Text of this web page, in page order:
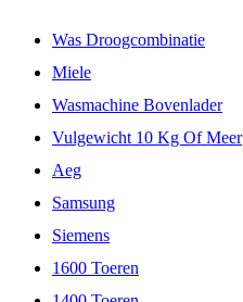
Was Droogcombinatie
Miele
Wasmachine Bovenlader
Vulgewicht 10 Kg Of Meer
Aeg
Samsung
Siemens
1600 Toeren